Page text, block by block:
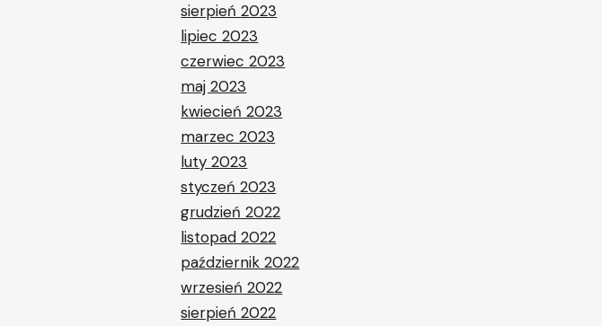
sierpień 2023
lipiec 2023
czerwiec 2023
maj 2023
kwiecień 2023
marzec 2023
luty 2023
styczeń 2023
grudzień 2022
listopad 2022
październik 2022
wrzesień 2022
sierpień 2022